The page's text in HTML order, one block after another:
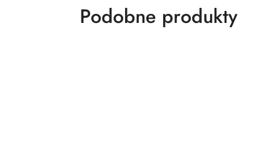
Produkty
Podobne produkty